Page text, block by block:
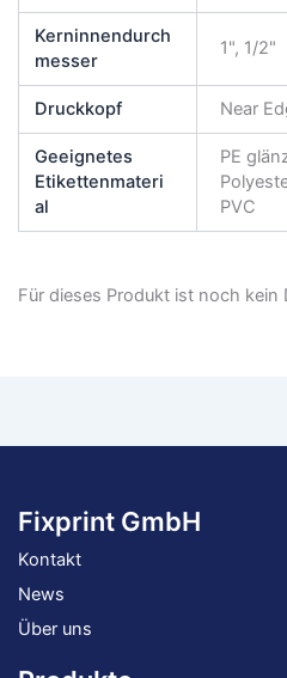
Kerninnendurch
messer
1", 1/2"
Druckkopf Near
Geeignetes
Etikettenmateri
al
PE
PVC
Für dieses Produkt ist noch kein
Fixprint GmbH
Kontakt
News
Über uns